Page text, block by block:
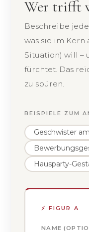
Wer trifft
Beschreibe
was sie im Kern
Situation) will –
fürchtet. Das
zu spüren.
BEISPIELE ZUM
Geschwister
Hausparty-
⚡ FIGUR A
NAME